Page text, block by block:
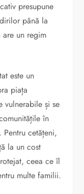
presupune
până la
un regim
este un
piața
vulnerabile și se
în
cetățeni,
la un cost
ceea ce îl
multe familii.